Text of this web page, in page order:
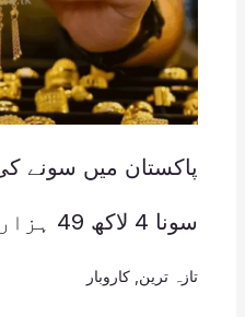
پاکستان میں سونے
سونا 4 لاکھ 49 ہزار 500 روپےمقرر
تازہ ترین کاروبار